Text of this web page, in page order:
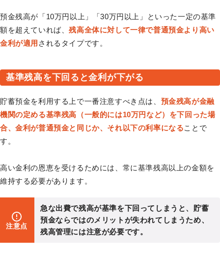
預金残高が「10万円以上」「30万円以上」といった一定の基準
額を超えていれば、残高全体に対して一律で普通預金より高い
金利が適用 されるタイプです。
基準残高を下回ると金利が下がる
貯蓄預金を利用する上で一番注意すべき点は、 預金残高が金融
機関の定める基準残高（一般的には10万円など）を下回った場
合、金利が普通預金と同じか、それ以下の利率になることで
す。
高い金利の恩恵を受けるためには、常に基準残高以上の金額を
維持する必要があります。
注意点
急な出費で残高が基準を下回ってしまうと、貯蓄
預金ならではのメリットが失われてしまうため、
残高管理には注意が必要です。